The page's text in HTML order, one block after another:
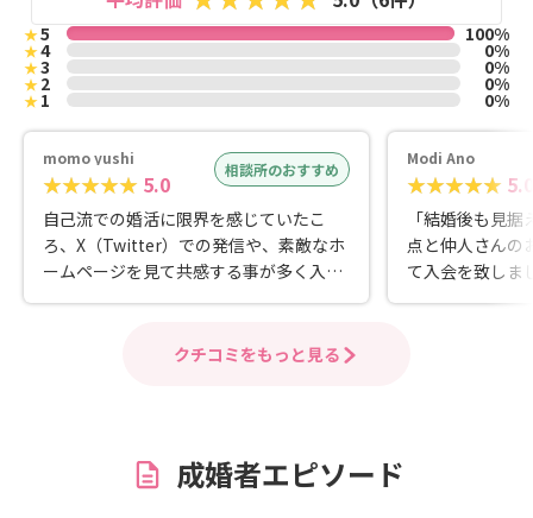
★5 100%
★4 0%
★3 0%
★2 0%
★1 0%
相談所のおすすめ
momo yushi
5.0
自己流での婚活に限界を感じていたこ
ろ、X（Twitter）での発信や、素敵なホ
ームページを見て共感する事が多く入会
活の進め方について丁寧な分析とアドバ
う癖を少しずつ修正することができ、相
Modi Ano
5.0
「結婚後も見
点と仲人さんの
て入会を致しま
クチコミをもっと見る
成婚者エピソード